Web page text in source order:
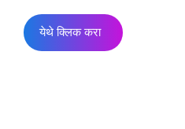
येथे क्लिक करा